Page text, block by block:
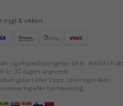
trygt & sikkert
og ekspedisjonsgebyr 69 kr. Alltid fri frakt
kr. 30 dagers angrerett.
eller Vipps. Leveringsmåter:
eller hjemlevering.